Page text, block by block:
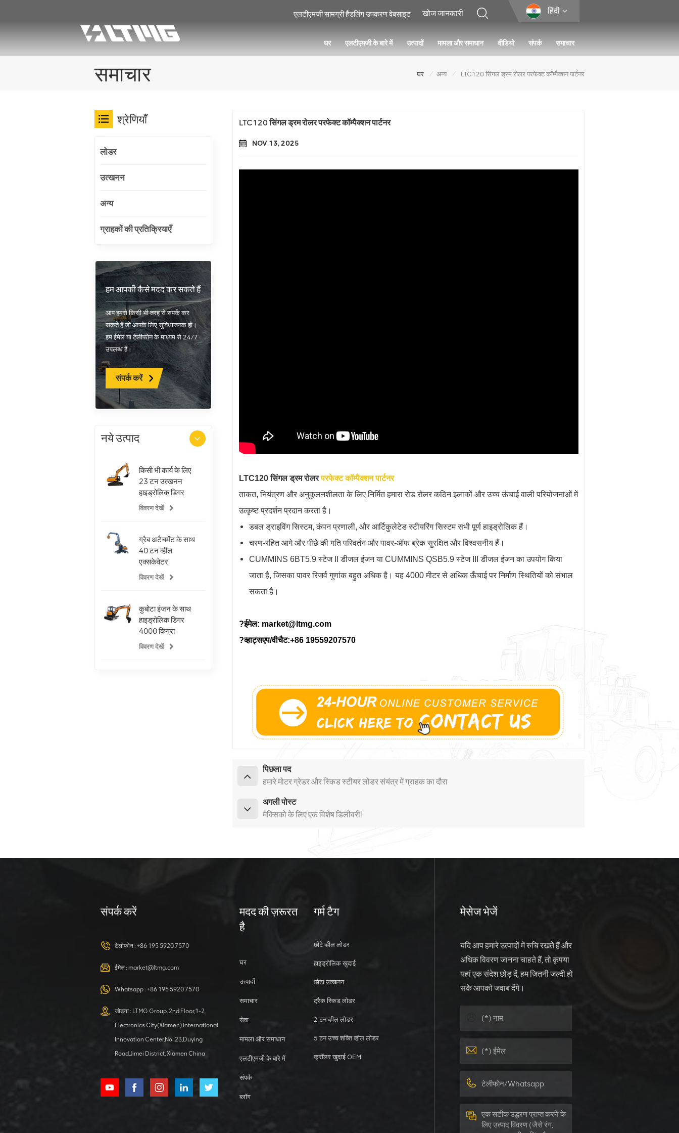
हिंदी
एलटीएमजी सामग्री हैंडलिंग उपकरण वेबसाइट
घर एलटीएमजी के बारे में उत्पादों मामला और समाधान वीडियो संपर्क समाचार
समाचार घर / अन्य / LTC120 सिंगल ड्रम रोलर परफेक्ट कॉम्पैक्शन पार्टनर
LTC120 सिंगल ड्रम रोलर परफेक्ट कॉम्पैक्शन पार्टनर
NOV 13, 2025
LTC120 सिंगल ड्रम रोलरपरफेक्ट कॉम्पैक्शन पार्टनर
ताकत, नियंत्रण और अनुकूलनशीलता के लिए निर्मित हमारा रोड रोलर कठिन इलाकों और उच्च ऊंचाई वाली परियोजनाओं में
उत्कृष्ट प्रदर्शन प्रदान करता है।
डबल ड्राइविंग सिस्टम, कंपन प्रणाली, और आर्टिकुलेटेड स्टीयरिंग सिस्टम सभी पूर्ण हाइड्रोलिक हैं।
चरण-रहित आगे और पीछे की गति परिवर्तन और पावर-ऑफ ब्रेक सुरक्षित और विश्वसनीय हैं।
CUMMINS 6BT5.9 स्टेज II डीजल इंजन या CUMMINS QSB5.9 स्टेज III डीजल इंजन का उपयोग किया
जाता है, जिसका पावर रिजर्व गुणांक बहुत अधिक है। यह 4000 मीटर से अधिक ऊँचाई पर निर्माण स्थितियों को संभाल
सकता है।
?ईमेल: market@ltmg.com
?व्हाट्सएप/वीचैट:+86 19559207570
पिछला पद
हमारे मोटर ग्रेडर और स्किड स्टीयर लोडर संयंत्र में ग्राहक का दौरा
अगली पोस्ट
मेक्सिको के लिए एक विशेष डिलीवरी!
श्रेणियाँ
लोडर
उत्खनन
अन्य
ग्राहकों की प्रतिक्रियाएँ
हम आपकी कैसे मदद कर सकते हैं
आप हमसे किसी भी तरह से संपर्क कर
सकते हैं जो आपके लिए सुविधाजनक हो।
हम ईमेल या टेलीफोन के माध्यम से 24/7
उपलब्ध हैं।
संपर्क करें
नये उत्पाद
किसी भी कार्य के लिए
23 टन उत्खनन
हाइड्रोलिक डिगर
विवरण देखें
ग्रैब अटैचमेंट के साथ
40 टन व्हील
एक्सकेवेटर
विवरण देखें
कुबोटा इंजन के साथ
हाइड्रोलिक डिगर
4000 किग्रा
उत्खनन
विवरण देखें
एक्सकेवेटर, कमिंस
एक्सकेवेटर
विवरण देखें
वैकल्पिक अटैचमेंट के
साथ मिनी 3 टन
शक्तिशाली और कुशल
संपर्क करें
टेलीफोन : +86 195 5920 7570
ईमेल : market@ltmg.com
Whatsapp : +86 195 5920 7570
जोड़ना : LTMG Group, 2nd Floor,1-2,
Electronics City(Xiamen) International
Innovation Center,No. 23,Duying
Road,Jimei District, Xiamen China
मदद की ज़रूरत
है
घर
उत्पादों
समाचार
सेवा
मामला और समाधान
एलटीएमजी के बारे में
संपर्क
ब्लॉग
गर्म टैग
छोटे व्हील लोडर
हाइड्रोलिक खुदाई
छोटा उत्खनन
ट्रैक स्किड लोडर
2 टन व्हील लोडर
5 टन उच्च शक्ति व्हील लोडर
क्रॉलर खुदाई OEM
मेसेज भेजें
यदि आप हमारे उत्पादों में रुचि रखते हैं और
अधिक विवरण जानना चाहते हैं, तो कृपया
यहां एक संदेश छोड़ दें, हम जितनी जल्दी हो
सके आपको जवाब देंगे।